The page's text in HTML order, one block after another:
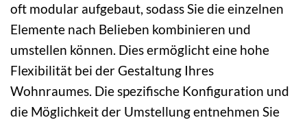
oft modular aufgebaut, sodass Sie die einzelnen
Elemente nach Belieben kombinieren und
umstellen können. Dies ermöglicht eine hohe
Flexibilität bei der Gestaltung Ihres
Wohnraumes. Die spezifische Konfiguration und
die Möglichkeit der Umstellung entnehmen Sie